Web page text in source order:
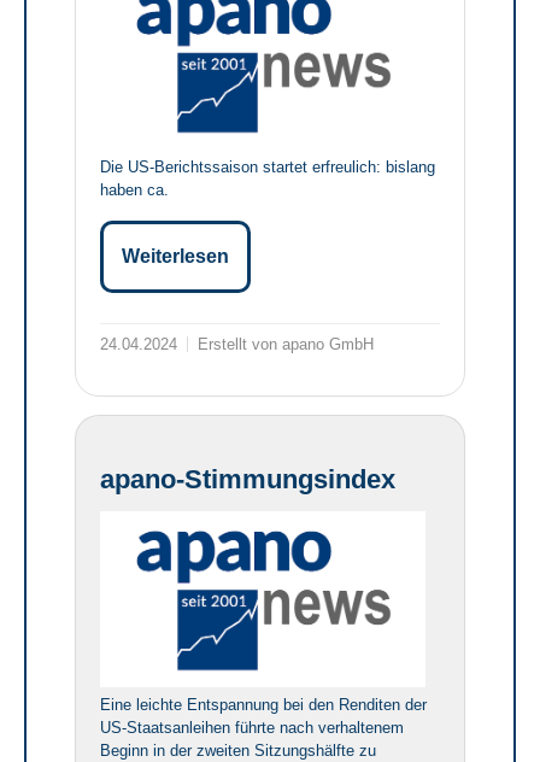
Die US-Berichtssaison startet erfreulich: bislang
haben ca.
Weiterlesen
24.04.2024 Erstellt von apano GmbH
apano-Stimmungsindex
Eine leichte Entspannung bei den Renditen der
US-Staatsanleihen führte nach verhaltenem
Beginn in der zweiten Sitzungshälfte zu